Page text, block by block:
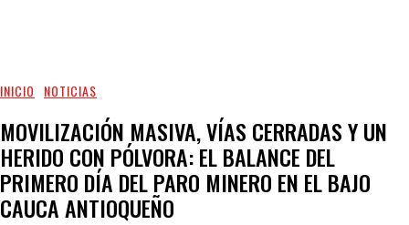
INICIO NOTICIAS
MOVILIZACIÓN MASIVA, VÍAS CERRADAS Y UN
HERIDO CON PÓLVORA: EL BALANCE DEL
PRIMERO DÍA DEL PARO MINERO EN EL BAJO
CAUCA ANTIOQUEÑO